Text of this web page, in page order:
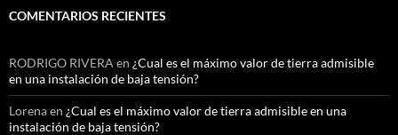
COMENTARIOS RECIENTES
RODRIGO RIVERA en ¿Cual es el máximo valor de tierra admisible
en una instalación de baja tensión?
Lorenaen ¿Cual es el máximo valor de tierra admisible en una
instalación de baja tensión?